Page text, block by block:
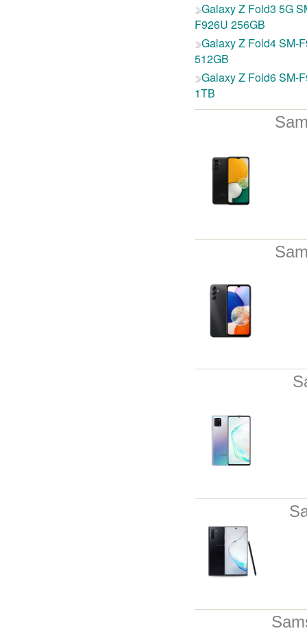
Galaxy Z Fold3 5G
F926U 256GB
Galaxy Z Fold4 SM-
512GB
Galaxy Z Fold6 SM-
1TB